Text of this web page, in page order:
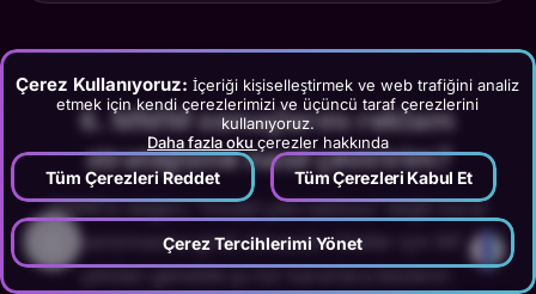
Çerez Kullanıyoruz: İçeriği kişiselleştirmek ve web trafiğini analiz
etmek için kendi çerezlerimizi ve üçüncü taraf çerezlerini
kullanıyoruz.
Daha fazla oku çerezler hakkında
Tüm Çerezleri Reddet Tüm Çerezleri Kabul Et
Çerez Tercihlerimi Yönet
6.MMM sonuçlarını reklam
stratejisine nasıl çeviririm?
MMM’in değeri, “model çıktı tablosu” değil; karar
mekanizmasına girdi olmasıdır. Oteller için MMM
çıktıları genelde şu tür kararlara beslenir:
?